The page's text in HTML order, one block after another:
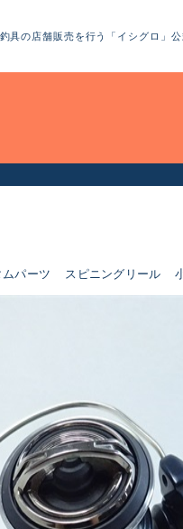
具の店舗販売を行う「イシグロ」
ムパーツ スピニングリール